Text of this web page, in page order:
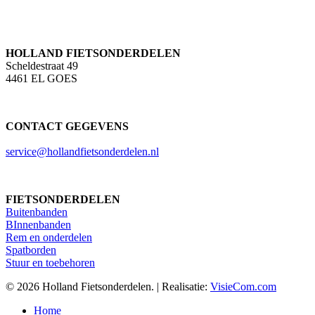
HOLLAND FIETSONDERDELEN
Scheldestraat 49
4461 EL GOES
CONTACT GEGEVENS
service@hollandfietsonderdelen.nl
FIETSONDERDELEN
Buitenbanden
BInnenbanden
Rem en onderdelen
Spatborden
Stuur en toebehoren
© 2026 Holland Fietsonderdelen. | Realisatie: VisieCom.com
Close
Home